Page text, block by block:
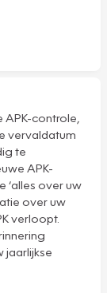
controle,
vervaldatum
te
APK-
‘alles over uw
over uw
verloopt.
jaarlijkse